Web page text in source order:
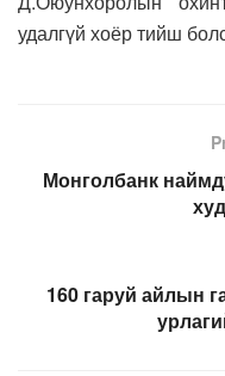
удалгүй хоёр тийш
Монголбанк
160 гаруй айлын